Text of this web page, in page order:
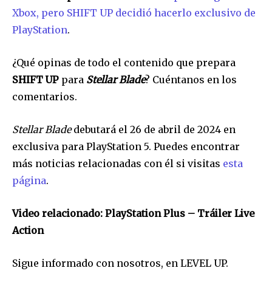
Xbox, pero SHIFT UP decidió hacerlo exclusivo de
PlayStation.
¿Qué opinas de todo el contenido que prepara
SHIFT UP para Stellar Blade? Cuéntanos en los
comentarios.
Stellar Bladedebutará el 26 de abril de 2024 en
exclusiva para PlayStation 5. Puedes encontrar
más noticias relacionadas con él si visitas esta
página.
Video relacionado: PlayStation Plus – Tráiler Live
Action
Sigue informado con nosotros, en LEVEL UP.